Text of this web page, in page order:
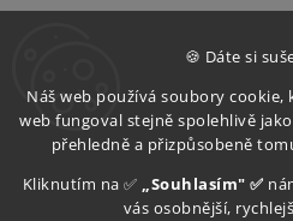
🍪 Dáte si
Náš web používá soubory
web fungoval stejně spolehlivě
přehledně a přizpůsobeně
Kliknutím na ✅ „Souhlasím" ✅
vás osobnější,